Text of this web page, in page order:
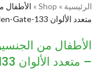
الرئيسية »
Shop
» الأطفال
متعدد الألوان Als-6-Golden-Gate-133
الأطفال من
– متعدد الألوان Als-6-Golden-Gate-133